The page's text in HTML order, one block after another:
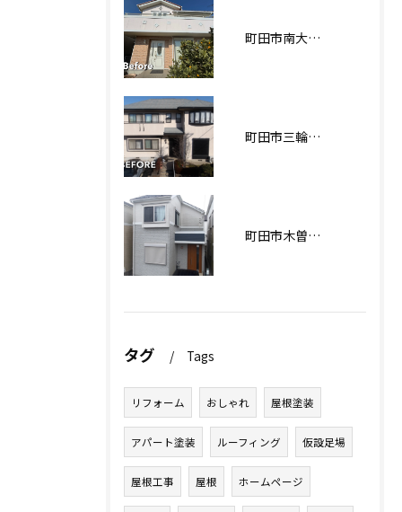
町田市南大谷О様邸 外壁塗装工事
町田市三輪緑山Ｋ様邸 外壁・屋根塗装工事
町田市木曽西Ｉ様邸 外壁塗装工事
タグ Tags
リフォーム おしゃれ 屋根塗装
アパート塗装 ルーフィング 仮設足場
屋根工事 屋根 ホームページ